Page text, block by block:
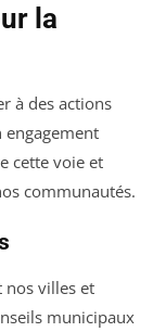
la
à des actions
cette voie et
communautés.
nos villes et
municipaux